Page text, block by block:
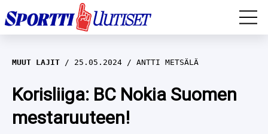
EM-YLEISURHEILU
JÄÄKIEKKO
YLEISURHEILU
MUUT LAJIT 25.05.2024 ANTTI METSÄLÄ
Korisliiga: BC Nokia Suomen
mestaruuteen!